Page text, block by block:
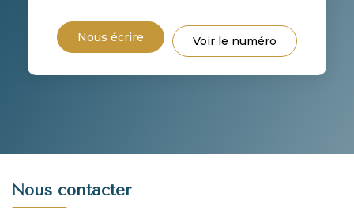
Nous écrire Voir le numéro
Nous contacter